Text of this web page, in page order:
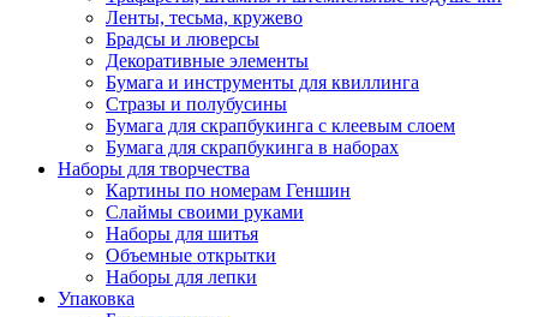
Ленты, тесьма, кружево
Брадсы и люверсы
Декоративные элементы
Бумага и инструменты для квиллинга
Стразы и полубусины
Бумага для скрапбукинга с клеевым слоем
Бумага для скрапбукинга в наборах
Наборы для творчества
Картины по номерам Геншин
Слаймы своими руками
Наборы для шитья
Объемные открытки
Наборы для лепки
Упаковка